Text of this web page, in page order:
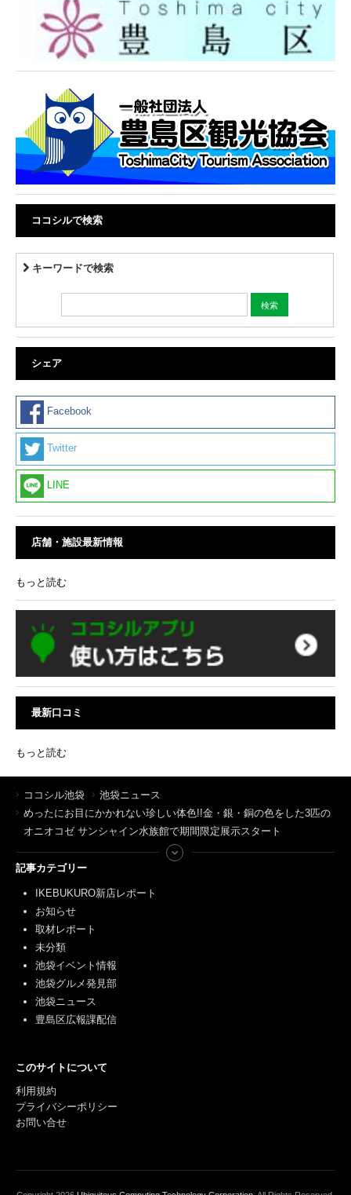
ココシルで検索
キーワードで検索
シェア
Facebook
Twitter
LINE
店舗・施設最新情報
もっと読む
最新口コミ
もっと読む
ココシル池袋
池袋ニュース
めったにお目にかかれない珍しい体色!!金・銀・銅の色をした3匹の
オニオコゼ サンシャイン水族館で期間限定展示スタート
記事カテゴリー
IKEBUKURO新店レポート
お知らせ
取材レポート
未分類
池袋イベント情報
池袋グルメ発見部
池袋ニュース
豊島区広報課配信
このサイトについて
利用規約
プライバシーポリシー
お問い合せ